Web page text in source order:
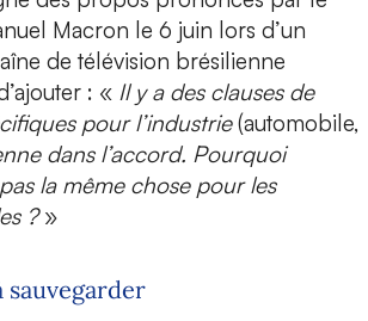
Macron le 6 juin lors d’un
de télévision brésilienne
: « Il y a des clauses de
pour l’industrie(automobile,
dans l’accord. Pourquoi
la même chose pour les
?»